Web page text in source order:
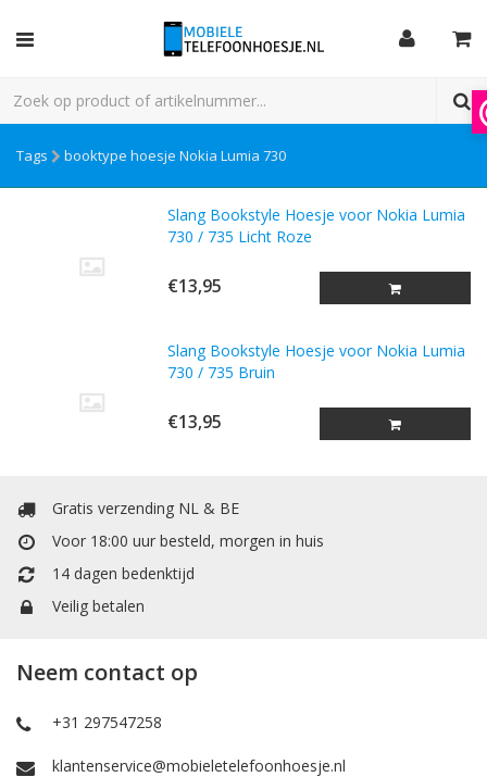
Tags booktype hoesje Nokia Lumia 730
Slang Bookstyle Hoesje voor Nokia Lumia
730 / 735 Licht Roze
€13,95
Slang Bookstyle Hoesje voor Nokia Lumia
730 / 735 Bruin
€13,95
Gratis verzending NL & BE
Voor 18:00 uur besteld, morgen in huis
14 dagen bedenktijd
Veilig betalen
Neem contact op
+31 297547258
klantenservice@mobieletelefoonhoesje.nl